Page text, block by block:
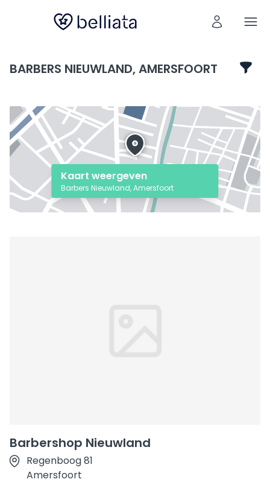
BARBERS NIEUWLAND, AMERSFOORT
Barbershop Nieuwland
Regenboog 81
Amersfoort
Kaart weergeven
Barbers Nieuwland, Amersfoort